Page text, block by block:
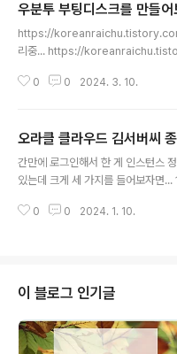
우분투 부팅디스크를 만들어
https://
리중... https://
눈감으면 하순이오 눈감으면 아 생일
것 해서 정리해뒀다고 했는데, 윈도
DOS에 설치할거면 CD(혹은 USB
가 있어야 한다. 보통 윈도우는
깔아주시지만(물론 윈도우 몸값도 지
0 0 2024. 3. 10.
오라클 클라우드 김서버씨
간만에 로그인해서 한 게 인스턴스
있는데 크게 세 가지를 들어보자면
란대로 했는데 안되잖아...ㅠ 2. 연결
난 프로젝트들만 올려야 할 것 같은
돼서 인스턴스를 종료한 가장 큰 이
0 0 2024. 1. 10.
이 블로그 인기글